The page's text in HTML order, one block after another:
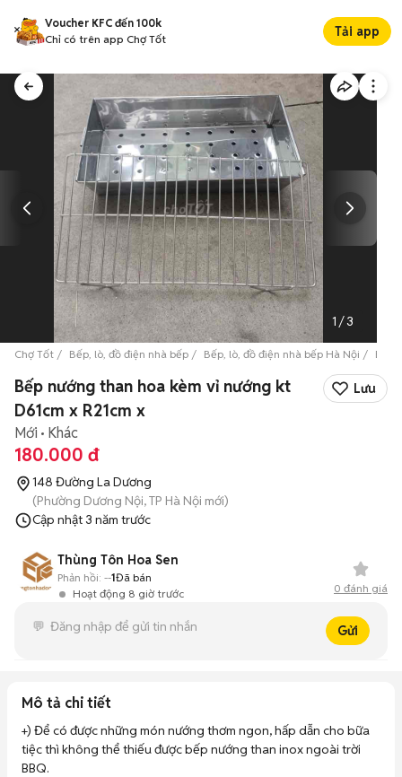
Voucher KFC đến 100k
Chỉ có trên app Chợ Tốt
Tải app
1 /3
Chợ Tốt Bếp, lò, đồ điện nhà bếp Bếp, lò, đồ điện nhà bếp Hà Nội Bếp,
Bếp nướng than hoa kèm vỉ nướng kt
D61cm x R21cm x
Lưu
Mới Khác
180.000 đ
148 Đường La Dương
(Phường Dương Nội, TP Hà Nội mới)
Cập nhật3 năm trước
Thùng Tôn Hoa Sen
Hoạt động 8 giờ trước
Phản hồi: --1Đã bán
0 đánh giá
Gửi
Mô tả chi tiết
+) Để có được những món nướng thơm ngon, hấp dẫn cho bữa
tiệc thì không thể thiếu được bếp nướng than inox ngoài trời
BBQ.